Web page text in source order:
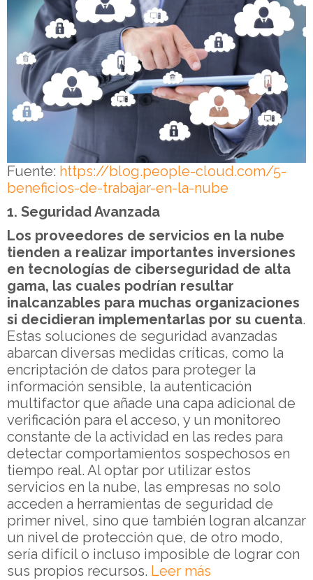
Fuente: https://blog.people-cloud.com/5-
beneficios-de-trabajar-en-la-nube
1. Seguridad Avanzada
Los proveedores de servicios en la nube
tienden a realizar importantes inversiones
en tecnologías de ciberseguridad de alta
gama, las cuales podrían resultar
inalcanzables para muchas organizaciones
si decidieran implementarlas por su cuenta.
Estas soluciones de seguridad avanzadas
abarcan diversas medidas críticas, como la
encriptación de datos para proteger la
información sensible, la autenticación
multifactor que añade una capa adicional de
verificación para el acceso, y un monitoreo
constante de la actividad en las redes para
detectar comportamientos sospechosos en
tiempo real. Al optar por utilizar estos
servicios en la nube, las empresas no solo
acceden a herramientas de seguridad de
primer nivel, sino que también logran alcanzar
un nivel de protección que, de otro modo,
sería difícil o incluso imposible de lograr con
sus propios recursos. Leer más